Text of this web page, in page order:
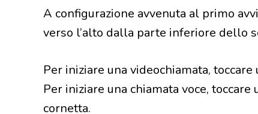
A configurazione avvenuta al primo
verso l’alto dalla parte inferiore dello
Per iniziare una videochiamata, toccare
Per iniziare una chiamata voce,
cornetta.